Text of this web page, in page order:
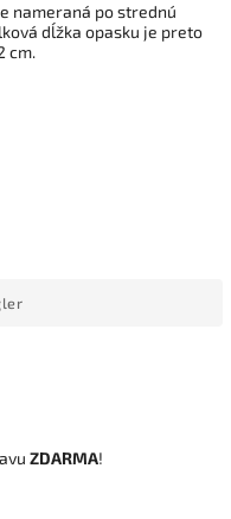
nameraná po strednú
dĺžka opasku je preto
cm.
ZDARMA!